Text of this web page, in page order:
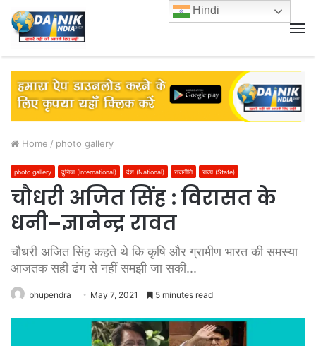
Home / photo gallery
photo gallery दुनिया (International) देश (National) राजनीति राज्य (State)
चौधरी अजित सिंह : विरासत के
धनी–ज्ञानेन्द्र रावत
चौधरी अजित सिंह कहते थे कि कृषि और ग्रामीण भारत की समस्या
आजतक सही ढंग से नहीं समझी जा सकी...
bhupendra May 7, 2021 5 minutes read
Hindi